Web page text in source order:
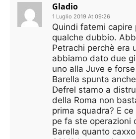
Gladio
1 Luglio 2019 At 09:26
Quindi fatemi capire
qualche dubbio.
Petrachi perchè era
abbiamo dato due
uno alla Juve e
Barella spunta
Defrel stamo a
della Roma non
prima squadra? E
pe fa ste operazioni
Barella quanto